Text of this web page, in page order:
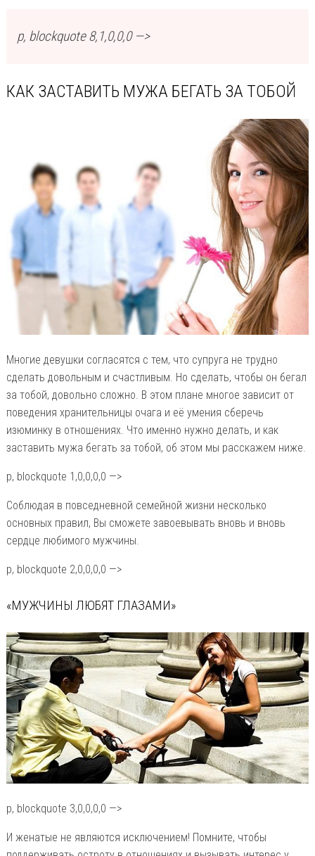
p, blockquote 8,1,0,0,0 —>
КАК ЗАСТАВИТЬ МУЖА БЕГАТЬ ЗА ТОБОЙ
Многие девушки согласятся с тем, что супруга не трудно
сделать довольным и счастливым. Но сделать, чтобы он бегал
за тобой, довольно сложно. В этом плане многое зависит от
поведения хранительницы очага и её умения сберечь
изюминку в отношениях. Что именно нужно делать, и как
заставить мужа бегать за тобой, об этом мы расскажем ниже.
p, blockquote 1,0,0,0,0 —>
Соблюдая в повседневной семейной жизни несколько
основных правил, Вы сможете завоевывать вновь и вновь
сердце любимого мужчины.
p, blockquote 2,0,0,0,0 —>
«МУЖЧИНЫ ЛЮБЯТ ГЛАЗАМИ»
p, blockquote 3,0,0,0,0 —>
И женатые не являются исключением! Помните, чтобы